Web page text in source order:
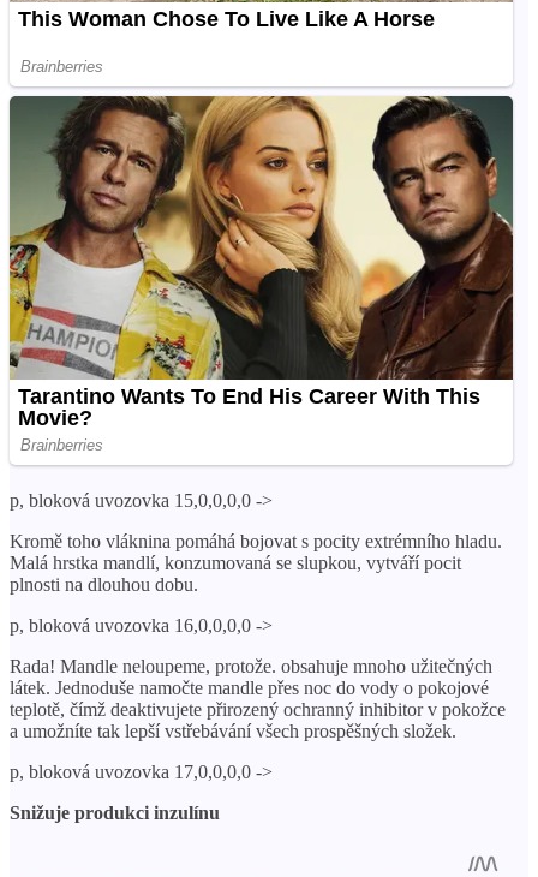
p, bloková uvozovka 15,0,0,0,0 ->
Kromě toho vláknina pomáhá bojovat s pocity extrémního hladu.
Malá hrstka mandlí, konzumovaná se slupkou, vytváří pocit
plnosti na dlouhou dobu.
p, bloková uvozovka 16,0,0,0,0 ->
Rada! Mandle neloupeme, protože. obsahuje mnoho užitečných
látek. Jednoduše namočte mandle přes noc do vody o pokojové
teplotě, čímž deaktivujete přirozený ochranný inhibitor v pokožce
a umožníte tak lepší vstřebávání všech prospěšných složek.
p, bloková uvozovka 17,0,0,0,0 ->
Snižuje produkci inzulínu